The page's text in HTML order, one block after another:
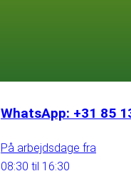
WhatsApp: +31 85
På arbejdsdage fra
08:30 til 16:30